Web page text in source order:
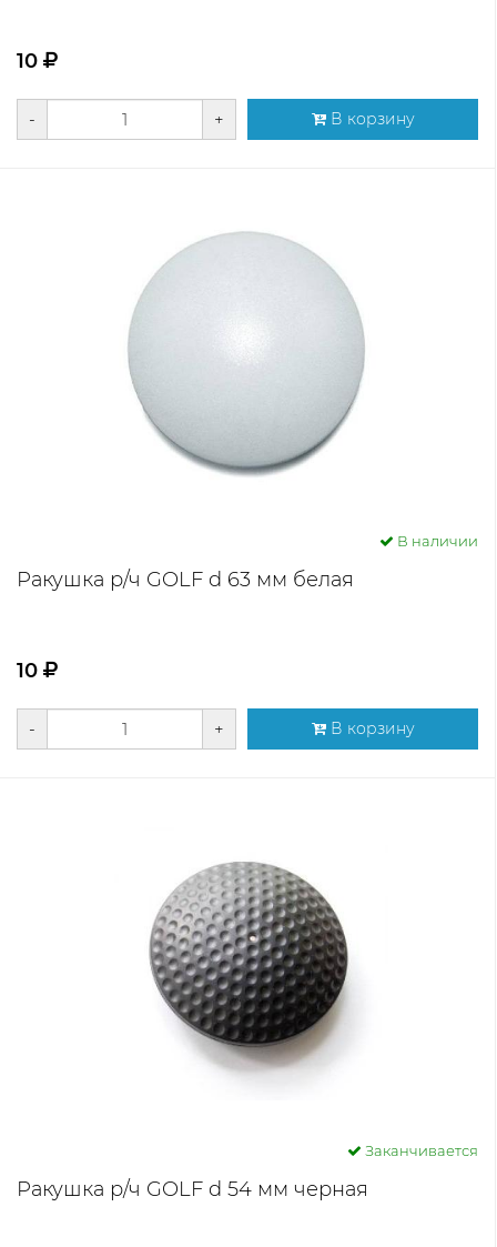
10
- + В корзину
В наличии
Ракушка р/ч GOLF d 63 мм белая
10
- + В корзину
Заканчивается
Ракушка р/ч GOLF d 54 мм черная